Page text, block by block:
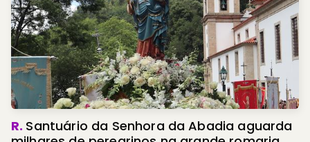
R. Santuário da Senhora da Abadia aguarda